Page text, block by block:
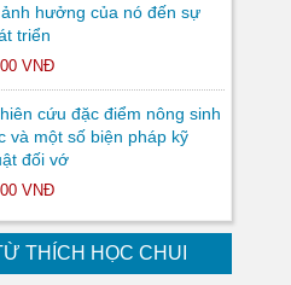
hưởng của nó đến sự
triển
VNĐ
cứu đặc điểm nông sinh
và một số biện pháp kỹ
đối vớ
VNĐ
THÍCH HỌC CHUI